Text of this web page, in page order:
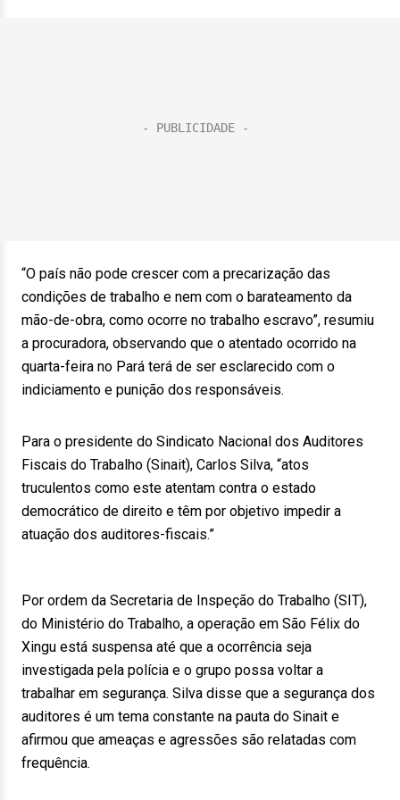
“O país não pode crescer com a precarização das
condições de trabalho e nem com o barateamento da
mão-de-obra, como ocorre no trabalho escravo”, resumiu
a procuradora, observando que o atentado ocorrido na
quarta-feira no Pará terá de ser esclarecido com o
indiciamento e punição dos responsáveis.
Para o presidente do Sindicato Nacional dos Auditores
Fiscais do Trabalho (Sinait), Carlos Silva, “atos
truculentos como este atentam contra o estado
democrático de direito e têm por objetivo impedir a
atuação dos auditores-fiscais.”
Por ordem da Secretaria de Inspeção do Trabalho (SIT),
do Ministério do Trabalho, a operação em São Félix do
Xingu está suspensa até que a ocorrência seja
investigada pela polícia e o grupo possa voltar a
trabalhar em segurança. Silva disse que a segurança dos
auditores é um tema constante na pauta do Sinait e
afirmou que ameaças e agressões são relatadas com
frequência.